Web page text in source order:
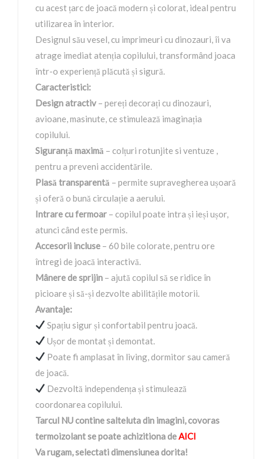
cu acest țarc de joacă modern și colorat, ideal pentru
utilizarea în interior.
Designul său vesel, cu imprimeuri cu dinozauri, îi va
atrage imediat atenția copilului, transformând joaca
într-o experiență plăcută și sigură.
Caracteristici:
Design atractiv – pereți decorați cu dinozauri,
avioane, masinute, ce stimulează imaginația
copilului.
Siguranță maximă – colțuri rotunjite si ventuze ,
pentru a preveni accidentările.
Plasă transparentă – permite supravegherea ușoară
și oferă o bună circulație a aerului.
Intrare cu fermoar – copilul poate intra și ieși ușor,
atunci când este permis.
Accesorii incluse – 60 bile colorate, pentru ore
întregi de joacă interactivă.
Mânere de sprijin – ajută copilul să se ridice în
picioare și să-și dezvolte abilitățile motorii.
Avantaje:
Spațiu sigur și confortabil pentru joacă.
Ușor de montat și demontat.
Poate fi amplasat în living, dormitor sau cameră
de joacă.
Dezvoltă independența și stimulează
coordonarea copilului.
Tarcul NU contine salteluta din imagini, covoras
termoizolant se poate achizitiona deAICI
Va rugam, selectati dimensiunea dorita!